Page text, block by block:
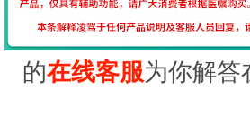
仪的作用，加我们的
的在线客服为你解答